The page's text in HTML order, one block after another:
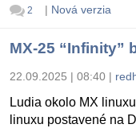
2 | Nová verzia
MX-25 “Infinity”
22.09.2025 | 08:40 |
Ludia okolo MX
linuxu postavené na